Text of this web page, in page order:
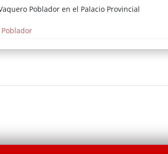
Gabinete de Prensa de la Diputación de Badajoz
Poblador en el Palacio Provincial